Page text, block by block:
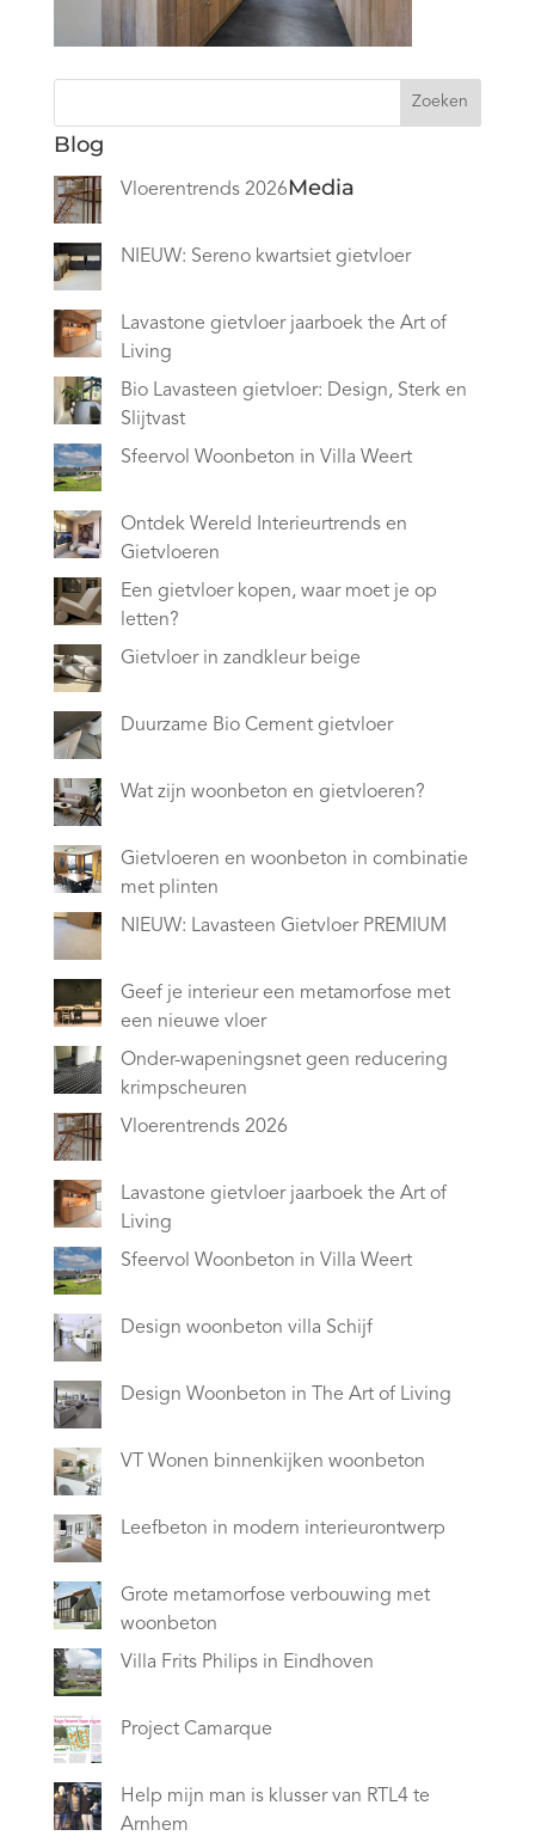
Zoeken
Blog
Vloerentrends 2026
NIEUW: Sereno kwartsiet gietvloer
Lavastone gietvloer jaarboek the Art of
Living
Bio Lavasteen gietvloer: Design, Sterk en
Slijtvast
Sfeervol Woonbeton in Villa Weert
Ontdek Wereld Interieurtrends en
Gietvloeren
Een gietvloer kopen, waar moet je op
letten?
Gietvloer in zandkleur beige
Duurzame Bio Cement gietvloer
Wat zijn woonbeton en gietvloeren?
Gietvloeren en woonbeton in combinatie
met plinten
NIEUW: Lavasteen Gietvloer PREMIUM
Geef je interieur een metamorfose met
een nieuwe vloer
Onder-wapeningsnet geen reducering
krimpscheuren
Media
Vloerentrends 2026
Lavastone gietvloer jaarboek the Art of
Living
Sfeervol Woonbeton in Villa Weert
Design woonbeton villa Schijf
Design Woonbeton in The Art of Living
VT Wonen binnenkijken woonbeton
Leefbeton in modern interieurontwerp
Grote metamorfose verbouwing met
woonbeton
Villa Frits Philips in Eindhoven
Project Camarque
Help mijn man is klusser van RTL4 te
Arnhem